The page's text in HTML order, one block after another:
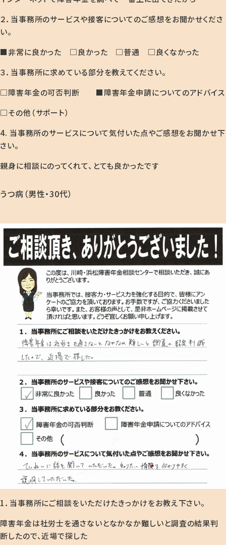
２．当事務所のサービスや接客についてのご感想をお聞かせくださ
い。
■非常に良かった □良かった □普通 □良くなかった
３．当事務所に求めている部分を教えてください。
□障害年金の可否判断 ■障害年金申請についてのアドバイス
□その他（サポート）
4. 当事務所のサービスについて気付いた点やご感想をお聞かせ下
さい。
親身に相談にのってくれて、とても良かったです
うつ病（男性・30代）
1．当事務所にご相談をいただけたきっかけをお教え下さい。
障害年金は社労士を通さないとなかなか難しいと調査の結果判
断したので、近場で探した